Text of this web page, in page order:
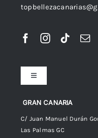
GRAN CANARIA
C/ Juan Manuel Durán
Las Palmas GC
Toggle
Navigation
Preguntas frecuentes
Envíos